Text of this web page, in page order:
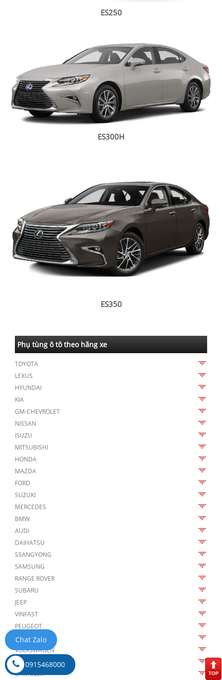
ES250
ES300H
ES350
Phụ tùng ô tô theo hãng xe
TOYOTA
LEXUS
HYUNDAI
KIA
GM-CHEVROLET
NISSAN
ISUZU
MITSUBISHI
HONDA
MAZDA
FORD
SUZUKI
MERCEDES
BMW
AUDI
DAIHATSU
SSANGYONG
SAMSUNG
RANGE ROVER
SUBARU
JEEP
VINFAST
PEUGEOT
VOLVO
VOLKSWAGEN
PORSCHE
CHRYSLER
Chat Zalo
0915468000